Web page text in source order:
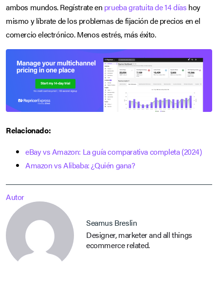
ambos mundos. Regístrate en prueba gratuita de 14 días hoy
mismo y líbrate de los problemas de fijación de precios en el
comercio electrónico. Menos estrés, más éxito.
Relacionado:
eBay vs Amazon: La guía comparativa completa (2024)
Amazon vs Alibaba: ¿Quién gana?
Autor
Seamus Breslin
Designer, marketer and all things
ecommerce related.